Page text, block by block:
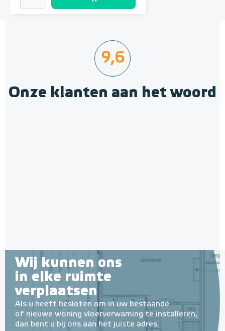
9,6
Onze klanten aan het woord
Wij kunnen ons
in elke ruimte
verplaatsen
Als u heeft besloten om in uw bestaande
of nieuwe woning vloerverwaming te installeren,
dan bent u bij ons aan het juiste adres.